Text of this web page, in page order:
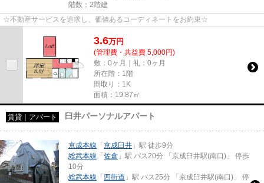
階数：2階建
☆不動産サービスを追求し、価値あるコーディネートをお約束☆
3.6万円
(管理費・共益費 5,000円)
敷：0ヶ月｜礼：0ヶ月
所在階：1階
間取り：1K
面積：19.87㎡
賃貸｜アパート 臼井パーソナルアパート
京成本線 「 京成臼井 」駅 徒歩9分
総武本線 「 佐倉 」駅 バス20分 「京成臼井駅(南口)」 停歩
10分
総武本線 「 四街道 」駅 バス25分 「京成臼井駅(南口)」 停